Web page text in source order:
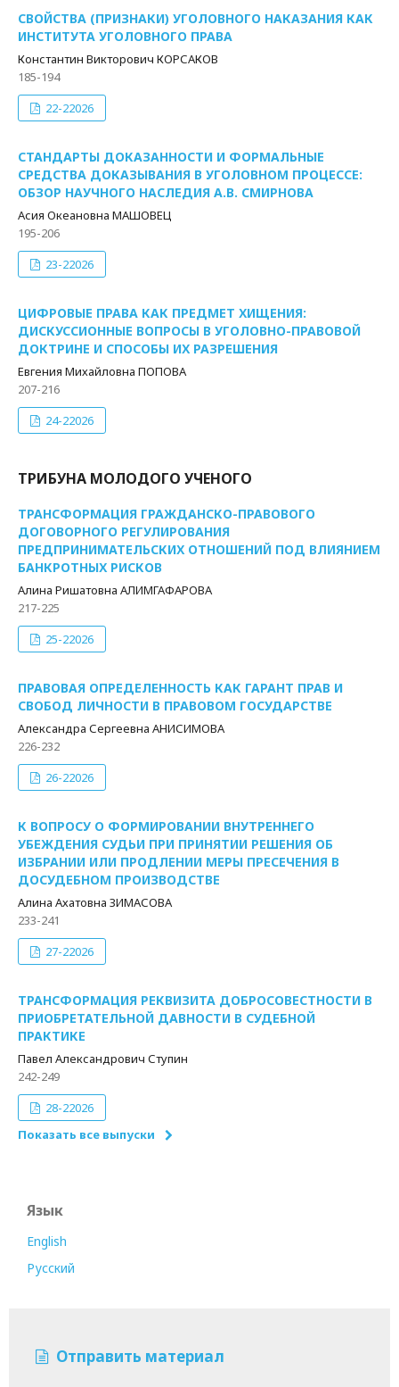
СВОЙСТВА (ПРИЗНАКИ) УГОЛОВНОГО НАКАЗАНИЯ КАК
ИНСТИТУТА УГОЛОВНОГО ПРАВА
Константин Викторович КОРСАКОВ
185-194
22-22026
СТАНДАРТЫ ДОКАЗАННОСТИ И ФОРМАЛЬНЫЕ
СРЕДСТВА ДОКАЗЫВАНИЯ В УГОЛОВНОМ ПРОЦЕССЕ:
ОБЗОР НАУЧНОГО НАСЛЕДИЯ А.В. СМИРНОВА
Асия Океановна МАШОВЕЦ
195-206
23-22026
ЦИФРОВЫЕ ПРАВА КАК ПРЕДМЕТ ХИЩЕНИЯ:
ДИСКУССИОННЫЕ ВОПРОСЫ В УГОЛОВНО-ПРАВОВОЙ
ДОКТРИНЕ И СПОСОБЫ ИХ РАЗРЕШЕНИЯ
Евгения Михайловна ПОПОВА
207-216
24-22026
ТРИБУНА МОЛОДОГО УЧЕНОГО
ТРАНСФОРМАЦИЯ ГРАЖДАНСКО-ПРАВОВОГО
ДОГОВОРНОГО РЕГУЛИРОВАНИЯ
ПРЕДПРИНИМАТЕЛЬСКИХ ОТНОШЕНИЙ ПОД ВЛИЯНИЕМ
БАНКРОТНЫХ РИСКОВ
Алина Ришатовна АЛИМГАФАРОВА
217-225
25-22026
ПРАВОВАЯ ОПРЕДЕЛЕННОСТЬ КАК ГАРАНТ ПРАВ И
СВОБОД ЛИЧНОСТИ В ПРАВОВОМ ГОСУДАРСТВЕ
Александра Сергеевна АНИСИМОВА
226-232
26-22026
К ВОПРОСУ О ФОРМИРОВАНИИ ВНУТРЕННЕГО
УБЕЖДЕНИЯ СУДЬИ ПРИ ПРИНЯТИИ РЕШЕНИЯ ОБ
ИЗБРАНИИ ИЛИ ПРОДЛЕНИИ МЕРЫ ПРЕСЕЧЕНИЯ В
ДОСУДЕБНОМ ПРОИЗВОДСТВЕ
Алина Ахатовна ЗИМАСОВА
233-241
27-22026
ТРАНСФОРМАЦИЯ РЕКВИЗИТА ДОБРОСОВЕСТНОСТИ В
ПРИОБРЕТАТЕЛЬНОЙ ДАВНОСТИ В СУДЕБНОЙ
ПРАКТИКЕ
Павел Александрович Ступин
242-249
28-22026
Показать все выпуски
Язык
English
Русский
Отправить материал